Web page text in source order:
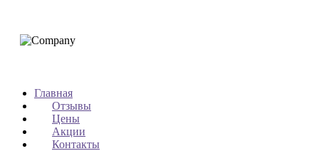
Главная
Отзывы
Цены
Акции
Контакты